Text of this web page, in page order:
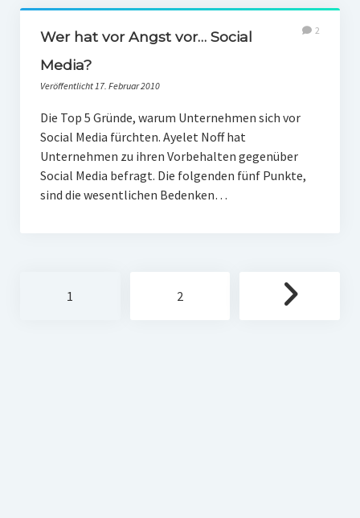
Wer hat vor Angst vor… Social
Media?
Veröffentlicht 17. Februar 2010
2
Die Top 5 Gründe, warum Unternehmen sich vor
Social Media fürchten. Ayelet Noff hat
Unternehmen zu ihren Vorbehalten gegenüber
Social Media befragt. Die folgenden fünf Punkte,
sind die wesentlichen Bedenken…
1 2